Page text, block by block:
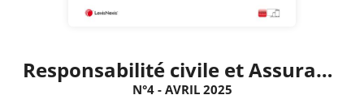
Responsabilité civile et Assurances
N°4 - AVRIL 2025